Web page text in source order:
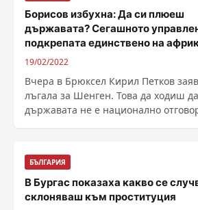
Борисов избухна: Да си плюеш
държавата? Сегашното
подкрепата единствено на
19/02/2022
Вчера в Брюксел Кирил Петков
лъгала за Шенген. Това да ходиш
държавата не е национално
БЪЛГАРИЯ
В Бургас показаха какво се
склоняваш към проституция